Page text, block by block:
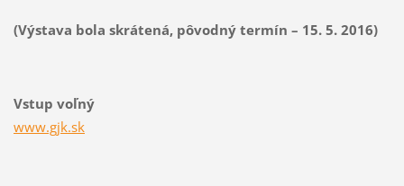
(Výstava bola skrátená, pôvodný termín – 15. 5. 2016)
Vstup voľný
www.gjk.sk